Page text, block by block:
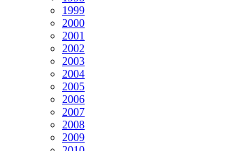
1999
2000
2001
2002
2003
2004
2005
2006
2007
2008
2009